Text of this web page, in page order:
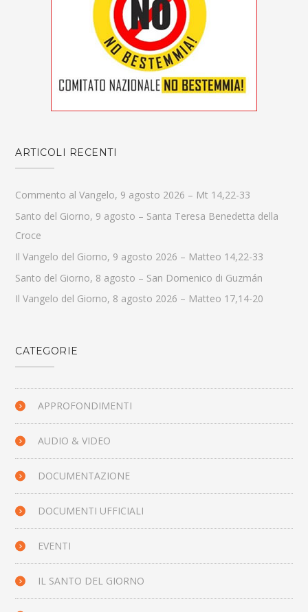
ARTICOLI RECENTI
Commento al Vangelo, 9 agosto 2026 – Mt 14,22-33
Santo del Giorno, 9 agosto – Santa Teresa Benedetta della
Croce
Il Vangelo del Giorno, 9 agosto 2026 – Matteo 14,22-33
Santo del Giorno, 8 agosto – San Domenico di Guzmán
Il Vangelo del Giorno, 8 agosto 2026 – Matteo 17,14-20
CATEGORIE
APPROFONDIMENTI
AUDIO & VIDEO
DOCUMENTAZIONE
DOCUMENTI UFFICIALI
EVENTI
IL SANTO DEL GIORNO